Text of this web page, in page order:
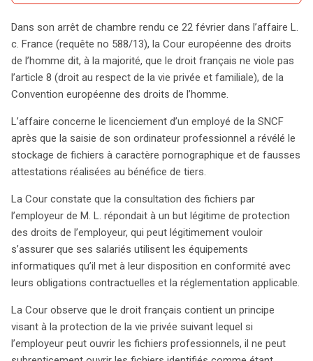
Le 22 février, la Cour européenne des droits de l’homme
a statué dans l’affaire L. c. France, confirmant que le
droit français respecte l’article 8 de la Convention
européenne des droits de l’homme concernant la vie
M. Éric L., licencié après que des fichiers
pornographiques et des fausses attestations aient été
découverts sur son ordinateur professionnel. La Cour a
jugé que la consultation de ces fichiers par l’employeur
était légitime pour protéger ses droits et garantir que les
employés respectent les obligations contractuelles. Les
juridictions françaises avaient précédemment déterminé
que M. L. n’avait pas identifié clairement ses fichiers
comme personnels, permettant ainsi leur ouverture par
l’employeur. La Cour a constaté qu’aucune violation de la
permet à un employeur d’accéder aux fichiers
professionnels, sauf s’ils sont clairement marqués
comme privés. Cette décision s’inscrit dans une
Dans son arrêt de chambre rendu ce 22 février dans l’affaire L.
c. France (requête no 588/13), la Cour européenne des droits
de l’homme dit, à la majorité, que le droit français ne viole pas
l’article 8 (droit au respect de la vie privée et familiale), de la
Convention européenne des droits de l’homme.
L’affaire concerne le licenciement d’un employé de la SNCF
après que la saisie de son ordinateur professionnel a révélé le
stockage de fichiers à caractère pornographique et de fausses
attestations réalisées au bénéfice de tiers.
La Cour constate que la consultation des fichiers par
l’employeur de M. L. répondait à un but légitime de protection
des droits de l’employeur, qui peut légitimement vouloir
s’assurer que ses salariés utilisent les équipements
informatiques qu’il met à leur disposition en conformité avec
leurs obligations contractuelles et la réglementation applicable.
La Cour observe que le droit français contient un principe
visant à la protection de la vie privée suivant lequel si
l’employeur peut ouvrir les fichiers professionnels, il ne peut